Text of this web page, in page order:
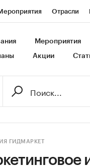
Отрасли
Франшизы Газета
Мероприятия
Акции
ГИДМАРКЕТ